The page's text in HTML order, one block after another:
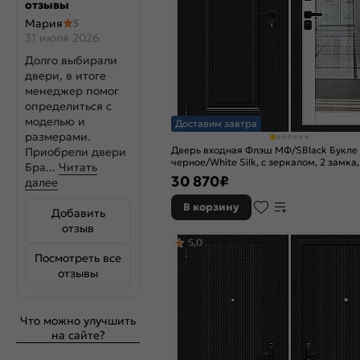
Дуб шале
белый
Дуб шале
Дуб шале
натуральный
Дуб шале
серебро
Капучино
Карамель
Кашемир софт
Матовый
черный
черный
Орех грецкий
Оскуро
Роял дуб белый
Софт белый
Софт белый
Орех
американский
Орех гварнери
Орех пекан
медовый
Орех
Пепельный
Оскуро
Оскуро велюто
Светло-серый
Светлый венге
Серый винорит
Старк
антрацит
Старк шоколад
Черный карбон
Чёрный муар
металлик
отзывы
Мария
5
31 июля 2026
Долго выбирали
двери, в итоге
менеджер помог
определиться с
моделью и
размерами.
Приобрели двери
Бра... Читать
далее
Добавить
отзыв
Посмотреть все
отзывы
Что можно улучшить
на сайте?
Доставим завтра
Дверь входная Флэш МФ/SBlack Букле
черное/White Silk, с зеркалом, 2 замка,
ночной задвижкой
30 870₽
В корзину
5,0